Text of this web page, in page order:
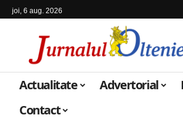
joi, 6 aug. 2026
Actualitate Advertorial
Contact